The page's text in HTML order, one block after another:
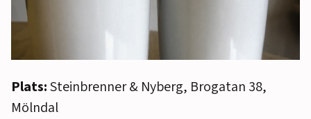
Plats:Steinbrenner & Nyberg, Brogatan 38,
Mölndal